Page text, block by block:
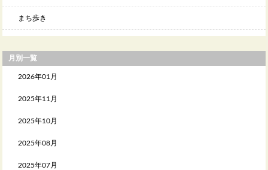
まち歩き
月別一覧
2026年01月
2025年11月
2025年10月
2025年08月
2025年07月